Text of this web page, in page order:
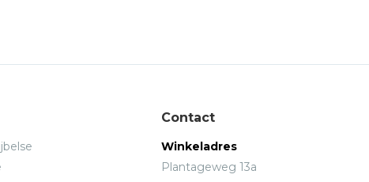
Contact
Winkeladres
Plantageweg 13a